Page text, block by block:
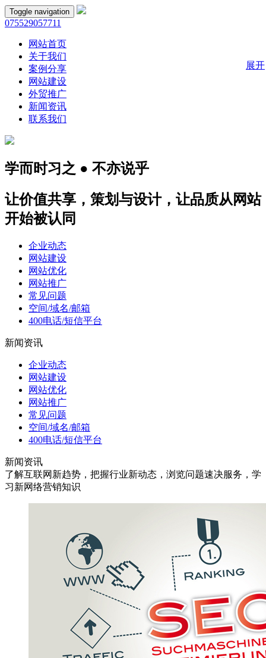
Toggle navigation
075529057711
网站首页
关于我们
案例分享
网站建设
外贸推广
新闻资讯
联系我们
学而时习之 ● 不亦说乎
让价值共享，策划与设计，让品质从网站
开始被认同
企业动态
网站建设
网站优化
网站推广
常见问题
空间/域名/邮箱
400电话/短信平台
新闻资讯
企业动态
网站建设
网站优化
网站推广
常见问题
空间/域名/邮箱
400电话/短信平台
新闻资讯
了解互联网新趋势，把握行业新动态，浏览问题速决服务，学
习新网络营销知识
展开